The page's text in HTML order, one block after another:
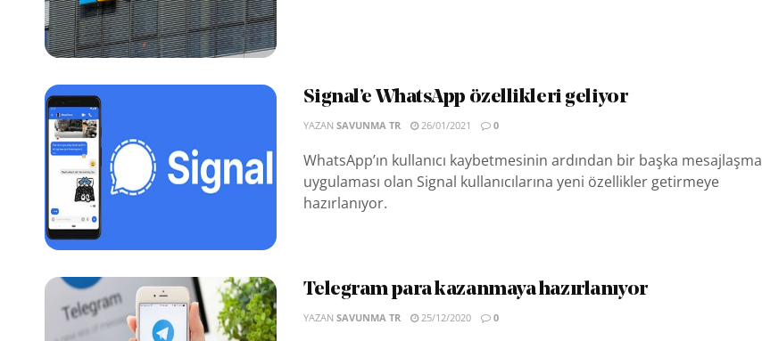
Signal’e WhatsApp özellikleri geliyor
YAZAN SAVUNMA TR 26/01/2021 0
WhatsApp’ın kullanıcı kaybetmesinin ardından bir başka mesajlaşma
uygulaması olan Signal kullanıcılarına yeni özellikler getirmeye
hazırlanıyor.
Telegram para kazanmaya hazırlanıyor
YAZAN SAVUNMA TR 25/12/2020 0